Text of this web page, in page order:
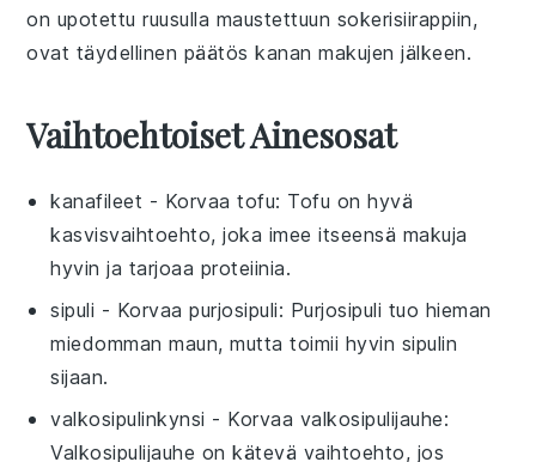
on upotetturuusulla maustettuun sokerisiirappiin,
ovat täydellinen päätöskanan makujen jälkeen.
Vaihtoehtoiset Ainesosat
kanafileet - Korvaatofu: Tofu on hyvä
kasvisvaihtoehto, joka imee itseensä makuja
hyvin ja tarjoaa proteiinia.
sipuli - Korvaapurjosipuli: Purjosipuli tuo hieman
miedomman maun, mutta toimii hyvin sipulin
sijaan.
valkosipulinkynsi - Korvaa valkosipulijauhe:
Valkosipulijauhe on kätevä vaihtoehto, jos